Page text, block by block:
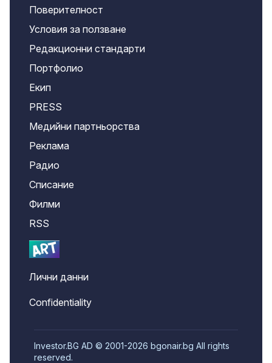
Поверителност
Условия за ползване
Редакционни стандарти
Портфолио
Екип
PRESS
Медийни партньорства
Реклама
Радио
Списание
Филми
RSS
Лични данни
Confidentiality
Investor.BG AD © 2001-2026 bgonair.bg All rights
reserved.